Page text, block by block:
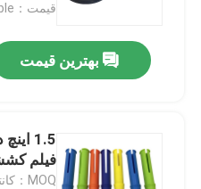
قیمت：negotiable
بهترین قیمت
فیلم
MOQ：کانتینر 20 فوتی